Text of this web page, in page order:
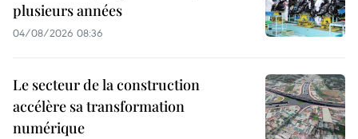
plusieurs années
04/08/2026 08:36
Le secteur de la construction
accélère sa transformation
numérique